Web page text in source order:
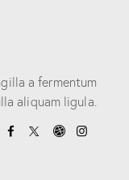
a fermentum
aliquam ligula.